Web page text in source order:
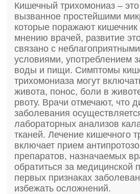
Кишечный трихомониаз –
вызванное простейшими
которые поражают
мнению врачей, развитие
связано с
условиями, употреблением
воды и пищи. Симптомы
трихомониаза могут
живота, понос, боли в
рвоту. Врачи отмечают, что
заболевания
лабораторных анализов
тканей. Лечение кишечного
включает прием
препаратов, назначаемых
обратиться за
первых признаках
избежать осложнений.